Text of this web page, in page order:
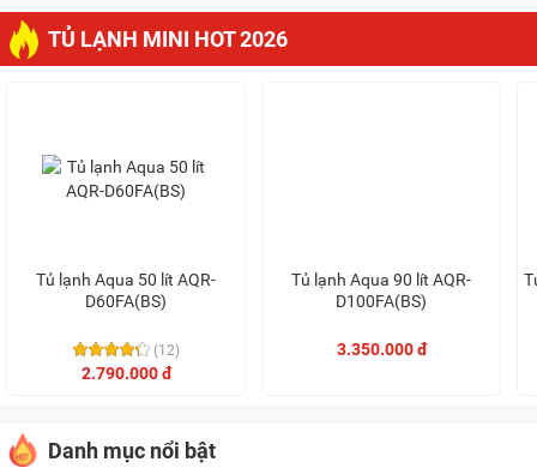
TỦ LẠNH MINI HOT 2026
Tủ lạnh Aqua 50 lít AQR-
D60FA(BS)
(12)
2.790.000 đ
Tủ lạnh Aqua 90 lít AQR-
D100FA(BS)
3.350.000 đ
Danh mục nổi bật